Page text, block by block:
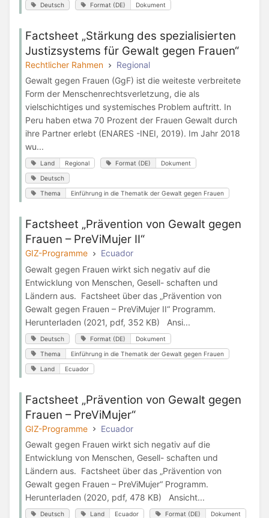
Deutsch Format (DE) Dokument
Factsheet „Stärkung des spezialisierten
Justizsystems für Gewalt gegen Frauen“
Rechtlicher Rahmen
Regional
Gewalt gegen Frauen (GgF) ist die weiteste verbreitete
Form der Menschenrechtsverletzung, die als
vielschichtiges und systemisches Problem auftritt. In
Peru haben etwa 70 Prozent der Frauen Gewalt durch
ihre Partner erlebt (ENARES -INEI, 2019). Im Jahr 2018
wu...
Land Regional Format (DE) Dokument
Deutsch
Thema Einführung in die Thematik der Gewalt gegen Frauen
Factsheet „Prävention von Gewalt gegen
Frauen – PreViMujer II“
GIZ-Programme
Ecuador
Gewalt gegen Frauen wirkt sich negativ auf die
Entwicklung von Menschen, Gesell- schaften und
Ländern aus. Factsheet über das „Prävention von
Gewalt gegen Frauen – PreViMujer II“ Programm.
Herunterladen (2021, pdf, 352 KB) Ansi...
Deutsch Format (DE) Dokument
Thema Einführung in die Thematik der Gewalt gegen Frauen
Land Ecuador
Factsheet „Prävention von Gewalt gegen
Frauen – PreViMujer“
GIZ-Programme
Ecuador
Gewalt gegen Frauen wirkt sich negativ auf die
Entwicklung von Menschen, Gesell- schaften und
Ländern aus. Factsheet über das „Prävention von
Gewalt gegen Frauen – PreViMujer“ Programm.
Herunterladen (2020, pdf, 478 KB) Ansicht...
Deutsch Land Ecuador Format (DE) Dokument